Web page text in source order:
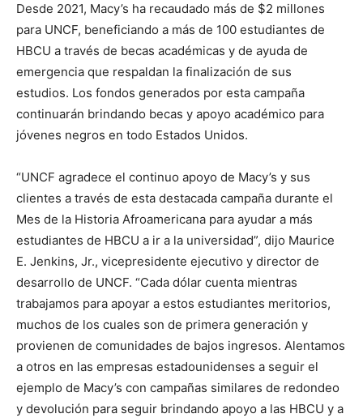
Desde 2021, Macy’s ha recaudado más de $2 millones
para UNCF, beneficiando a más de 100 estudiantes de
HBCU a través de becas académicas y de ayuda de
emergencia que respaldan la finalización de sus
estudios. Los fondos generados por esta campaña
continuarán brindando becas y apoyo académico para
jóvenes negros en todo Estados Unidos.
“UNCF agradece el continuo apoyo de Macy’s y sus
clientes a través de esta destacada campaña durante el
Mes de la Historia Afroamericana para ayudar a más
estudiantes de HBCU a ir a la universidad”, dijo Maurice
E. Jenkins, Jr., vicepresidente ejecutivo y director de
desarrollo de UNCF. “Cada dólar cuenta mientras
trabajamos para apoyar a estos estudiantes meritorios,
muchos de los cuales son de primera generación y
provienen de comunidades de bajos ingresos. Alentamos
a otros en las empresas estadounidenses a seguir el
ejemplo de Macy’s con campañas similares de redondeo
y devolución para seguir brindando apoyo a las HBCU y a